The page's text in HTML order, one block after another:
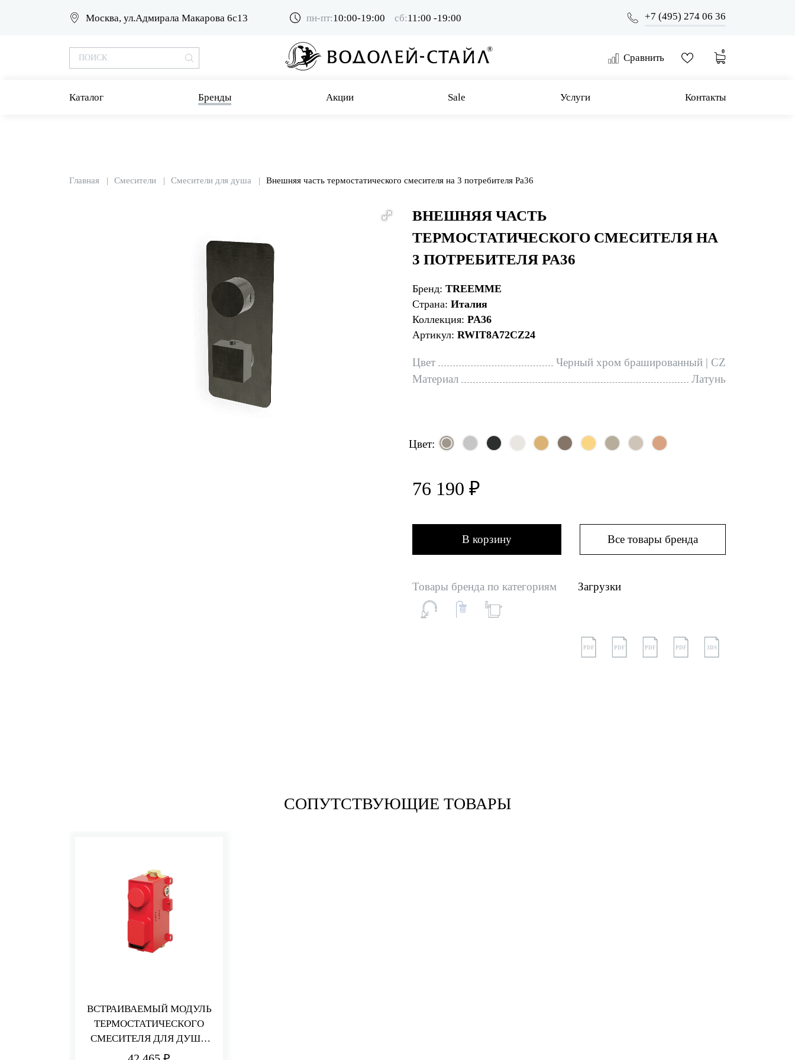
Москва, ул.Адмирала Макарова 6с13 пн-пт:10:00-19:00 сб:11:00 -19:00 +7 (495) 274 06 36
Сравнить
0
Каталог Бренды Акции Sale Услуги Контакты
Главная Смесители Смесители для душа Внешняя часть термостатического смесителя на 3 потребителя Pa36
ВНЕШНЯЯ ЧАСТЬ
ТЕРМОСТАТИЧЕСКОГО СМЕСИТЕЛЯ НА
3 ПОТРЕБИТЕЛЯ PA36
Бренд: TREEMME
Страна: Италия
Коллекция: PA36
Артикул: RWIT8A72CZ24
Цвет
Черный хром брашированный | CZ
Материал
Латунь
Цвет:
76 190 ₽
В корзину Все товары бренда
Товары бренда по категориям Загрузки
PDF PDF PDF PDF 3DS
СОПУТСТВУЮЩИЕ ТОВАРЫ
ВСТРАИВАЕМЫЙ МОДУЛЬ
ТЕРМОСТАТИЧЕСКОГО
СМЕСИТЕЛЯ ДЛЯ ДУША
НА 2/3 ПОТРЕБИТЕЛЯ